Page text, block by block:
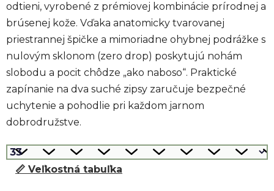
odtieni, vyrobené z prémiovej kombinácie prírodnej a
brúsenej kože. Vďaka anatomicky tvarovanej
priestrannej špičke a mimoriadne ohybnej podrážke s
nulovým sklonom (zero drop) poskytujú nohám
slobodu a pocit chôdze „ako naboso“. Praktické
zapínanie na dva suché zipsy zaručuje bezpečné
uchytenie a pohodlie pri každom jarnom
dobrodružstve.
📏 Veľkostná tabuľka